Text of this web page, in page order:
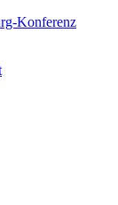
Konferenz